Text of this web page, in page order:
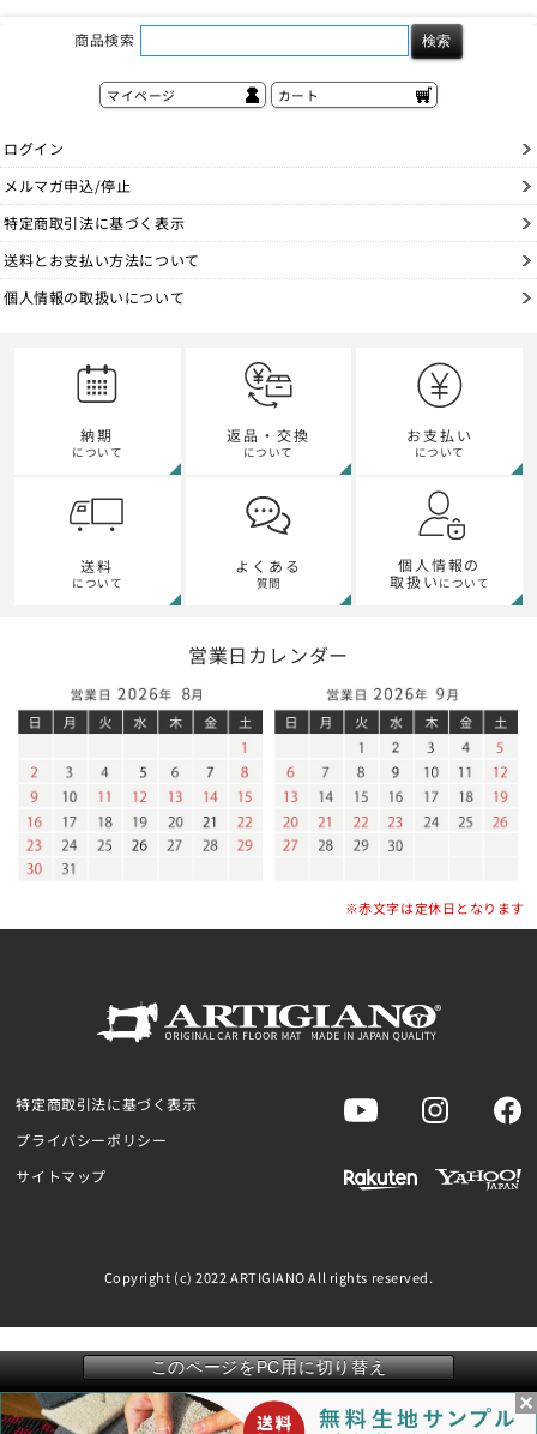
商品検索
マイページ カート
ログイン
メルマガ申込/停止
特定商取引法に基づく表示
送料とお支払い方法について
個人情報の取扱いについて
納期
について
返品・交換
について
お支払い
について
送料
について
よくある
質問
個人情報の
取扱い について
営業日カレンダー
※赤文字は定休日となります
特定商取引法に基づく表示
プライバシーポリシー
サイトマップ
Copyright (c) 2022 ARTIGIANO All rights reserved.
このページをPC用に切り替え